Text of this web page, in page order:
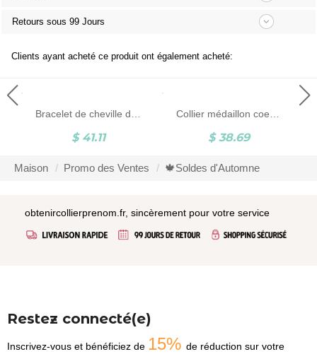
Retours sous 99 Jours
Clients ayant acheté ce produit ont également acheté:
$ 41.11 $ 38.69
Maison Promo des Ventes 🍁Soldes d'Automne
obtenircollierprenom.fr, sincèrement pour votre service
Restez connecté(e)
Inscrivez-vous et bénéficiez de 15% de réduction sur votre